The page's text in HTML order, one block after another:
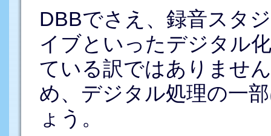
DBBでさえ、録音スタ
イブといったデジタル
ている訳ではありませ
め、デジタル処理の一
ょう。